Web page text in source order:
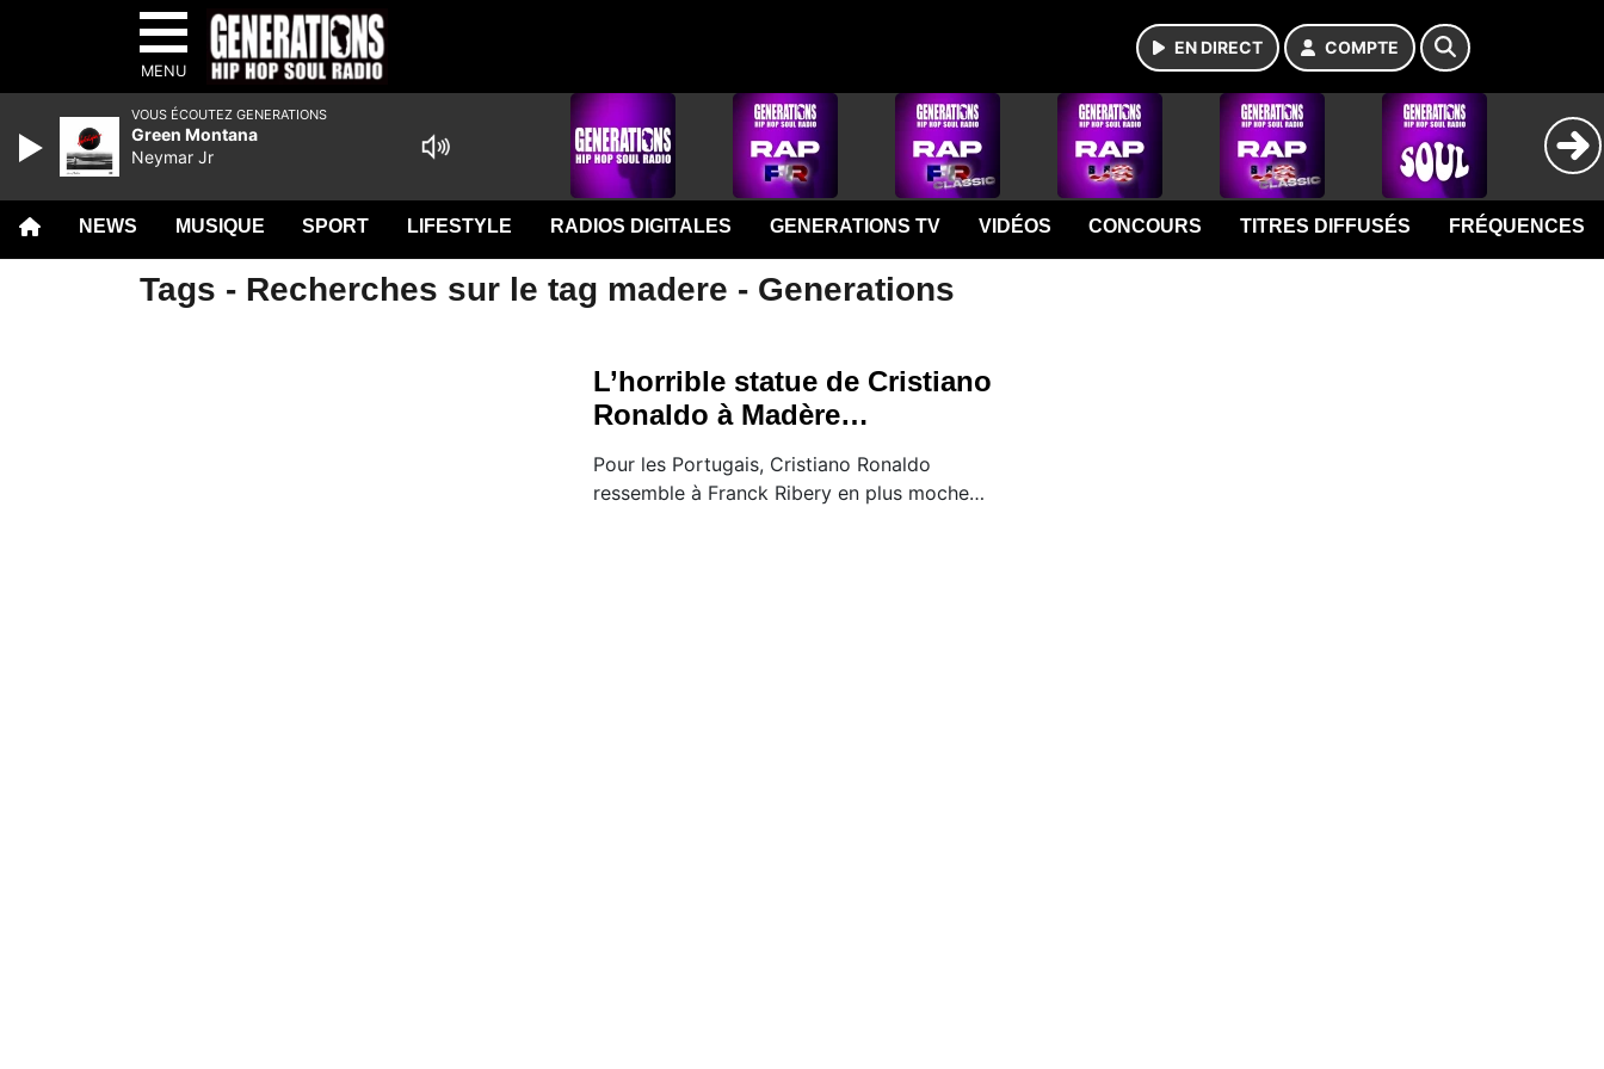
MENU
EN DIRECT COMPTE
NEWS MUSIQUE SPORT LIFESTYLE RADIOS DIGITALES GENERATIONS TV VIDÉOS CONCOURS TITRES DIFFUSÉS FRÉQUENCES
Tags - Recherches sur le tag madere - Generations
L’horrible statue de Cristiano
Ronaldo à Madère…
Pour les Portugais, Cristiano Ronaldo
ressemble à Franck Ribery en plus moche…
VOUS ÉCOUTEZ GENERATIONS
Green Montana
Neymar Jr